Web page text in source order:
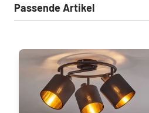
Passende Artikel